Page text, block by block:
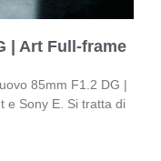
| Art Full-frame
85mm F1.2 DG |
e Sony E. Si tratta di